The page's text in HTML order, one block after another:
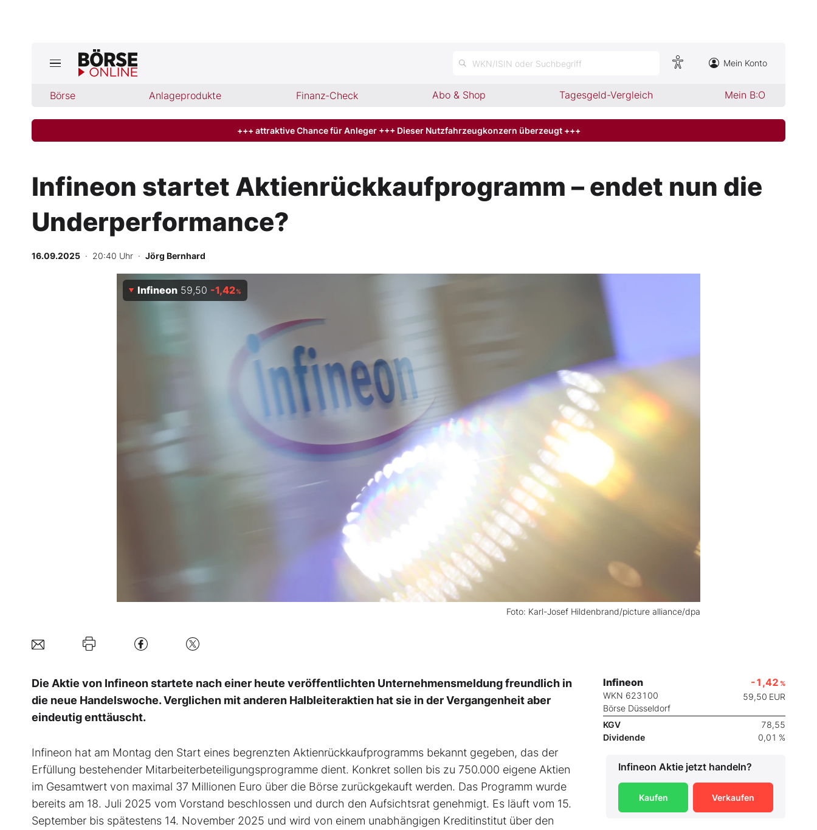
WKN/ISIN oder Suchbegriff Mein Konto
Börse Anlageprodukte Finanz-Check Abo & Shop Tagesgeld-Vergleich Mein B:O
Jetzt aktuelle Ausgabe BÖRSE ONLINE lesen
Finanz-Check
Abo & Shop
BO-Musterdepots
Experten
Kontakt
+++ attraktive Chance für Anleger +++ Dieser Nutzfahrzeugkonzern überzeugt +++
Infineon startet Aktienrückkaufprogramm – endet nun die
Underperformance?
16.09.2025 · 20:40 Uhr · Jörg Bernhard
Foto: Karl-Josef Hildenbrand/picture alliance/dpa
Infineon 59,50 -1,42%
Die Aktie von Infineon startete nach einer heute veröffentlichten Unternehmensmeldung freundlich in
die neue Handelswoche. Verglichen mit anderen Halbleiteraktien hat sie in der Vergangenheit aber
eindeutig enttäuscht.
Infineon hat am Montag den Start eines begrenzten Aktienrückkaufprogramms bekannt gegeben, das der
Erfüllung bestehender Mitarbeiterbeteiligungsprogramme dient. Konkret sollen bis zu 750.000 eigene Aktien
im Gesamtwert von maximal 37 Millionen Euro über die Börse zurückgekauft werden. Das Programm wurde
bereits am 18. Juli 2025 vom Vorstand beschlossen und durch den Aufsichtsrat genehmigt. Es läuft vom 15.
September bis spätestens 14. November 2025 und wird von einem unabhängigen Kreditinstitut über den
Infineon
WKN 623100
Börse Düsseldorf
-1,42 %
59,50 EUR
KGV
78,55
Dividende
0,01 %
Infineon Aktie jetzt handeln?
Kaufen Verkaufen